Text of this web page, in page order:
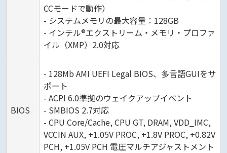
CCモードで動作）
- システムメモリの最大容量：128GB
- インテル®エクストリーム・メモリ・プロファ
イル（XMP）2.0対応
BIOS
- 128Mb AMI UEFI Legal BIOS、多言語GUIをサ
ポート
- ACPI 6.0準拠のウェイクアップイベント
- SMBIOS 2.7対応
- CPU Core/Cache, CPU GT, DRAM, VDD_IMC,
VCCIN AUX, +1.05V PROC, +1.8V PROC, +0.82V
PCH, +1.05V PCH 電圧マルチアジャストメント